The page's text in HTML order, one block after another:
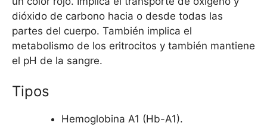
dióxido de carbono hacia o desde todas las
partes del cuerpo. También implica el
metabolismo de los eritrocitos y también mantiene
el pH de la sangre.
Tipos
Hemoglobina A1 (Hb-A1).